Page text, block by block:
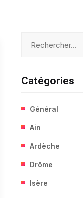
Catégories
Général
Ain
Ardèche
Drôme
Isère